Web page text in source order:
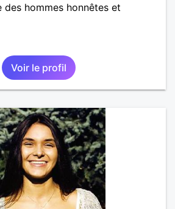
des hommes honnêtes et
Voir le profil